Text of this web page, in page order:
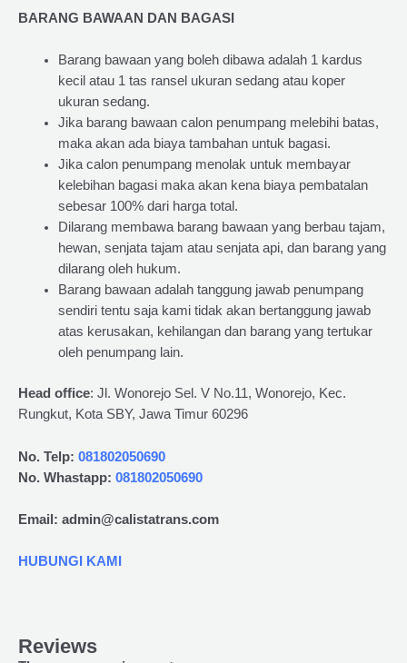
BARANG BAWAAN DAN BAGASI
Barang bawaan yang boleh dibawa adalah 1 kardus
kecil atau 1 tas ransel ukuran sedang atau koper
ukuran sedang.
Jika barang bawaan calon penumpang melebihi batas,
maka akan ada biaya tambahan untuk bagasi.
Jika calon penumpang menolak untuk membayar
kelebihan bagasi maka akan kena biaya pembatalan
sebesar 100% dari harga total.
Dilarang membawa barang bawaan yang berbau tajam,
hewan, senjata tajam atau senjata api, dan barang yang
dilarang oleh hukum.
Barang bawaan adalah tanggung jawab penumpang
sendiri tentu saja kami tidak akan bertanggung jawab
atas kerusakan, kehilangan dan barang yang tertukar
oleh penumpang lain.
Head office: Jl. Wonorejo Sel. V No.11, Wonorejo, Kec.
Rungkut, Kota SBY, Jawa Timur 60296
No. Telp: 081802050690
No. Whastapp: 081802050690
Email: admin@calistatrans.com
HUBUNGI KAMI
Reviews